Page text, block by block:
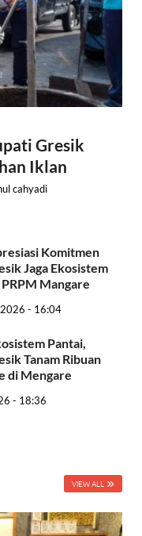
Gresik
Iklan
cahyadi
Komitmen
Jaga Ekosistem
Mangare
2026 - 16:04
Pantai,
Tanam Ribuan
di Mengare
- 18:36
VIEW ALL